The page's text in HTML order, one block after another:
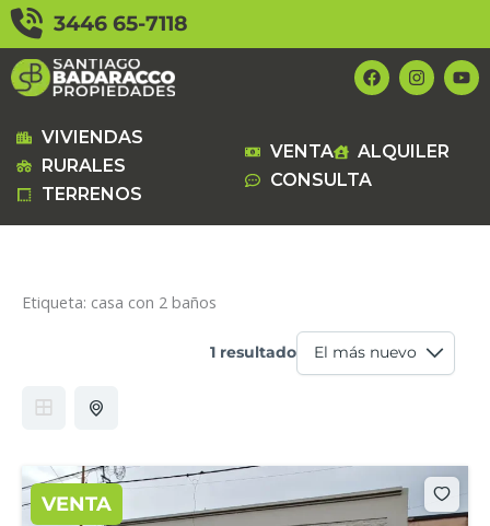
contenido
3446 65-7118
F
a
c
o
k
I
n
s
g
Y
o
u
VIVIENDAS
RURALES
TERRENOS
VENTA
ALQUILER
CONSULTA
Etiqueta: casa con 2 baños
1 resultado
VENTA